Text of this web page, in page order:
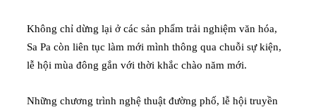
Không chỉ dừng lại ở các sản phẩm trải nghiệm văn hóa,
Sa Pa còn liên tục làm mới mình thông qua chuỗi sự kiện,
lễ hội mùa đông gắn với thời khắc chào năm mới.
Những chương trình nghệ thuật đường phố, lễ hội truyền